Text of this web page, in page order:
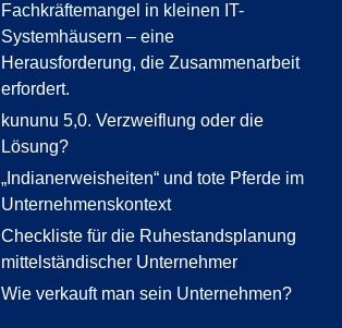
Fachkräftemangel in kleinen IT-
Systemhäusern – eine
Herausforderung, die Zusammenarbeit
erfordert.
kununu 5,0. Verzweiflung oder die
Lösung?
„Indianerweisheiten“ und tote Pferde im
Unternehmenskontext
Checkliste für die Ruhestandsplanung
mittelständischer Unternehmer
Wie verkauft man sein Unternehmen?